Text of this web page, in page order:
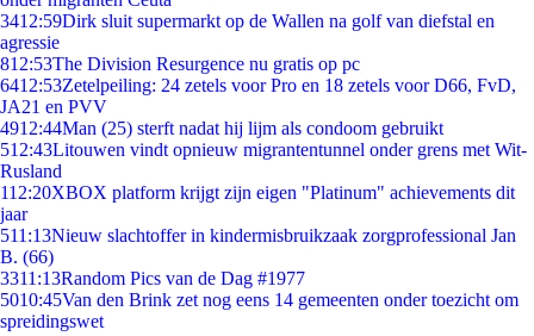
3412:59Dirk sluit supermarkt op de Wallen na golf van diefstal en
agressie
812:53The Division Resurgence nu gratis op pc
6412:53Zetelpeiling: 24 zetels voor Pro en 18 zetels voor D66, FvD,
JA21 en PVV
4912:44Man (25) sterft nadat hij lijm als condoom gebruikt
512:43Litouwen vindt opnieuw migrantentunnel onder grens met Wit-
Rusland
112:20XBOX platform krijgt zijn eigen "Platinum" achievements dit
jaar
511:13Nieuw slachtoffer in kindermisbruikzaak zorgprofessional Jan
B. (66)
3311:13Random Pics van de Dag #1977
5010:45Van den Brink zet nog eens 14 gemeenten onder toezicht om
spreidingswet